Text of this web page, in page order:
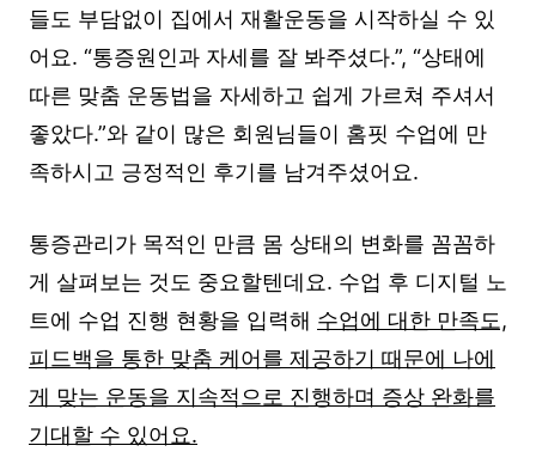
들도 부담없이 집에서 재활운동을 시작하실 수 있
어요. “통증원인과 자세를 잘 봐주셨다.”, “상태에
따른 맞춤 운동법을 자세하고 쉽게 가르쳐 주셔서
좋았다.”와 같이 많은 회원님들이 홈핏 수업에 만
족하시고 긍정적인 후기를 남겨주셨어요.
통증관리가 목적인 만큼 몸 상태의 변화를 꼼꼼하
게 살펴보는 것도 중요할텐데요. 수업 후 디지털 노
트에 수업 진행 현황을 입력해 수업에 대한 만족도,
피드백을 통한 맞춤 케어를 제공하기 때문에 나에
게 맞는 운동을 지속적으로 진행하며 증상 완화를
기대할 수 있어요.